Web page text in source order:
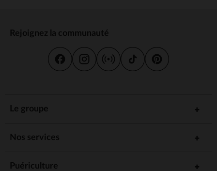
Rejoignez la communauté
Le groupe
Nos services
Puériculture